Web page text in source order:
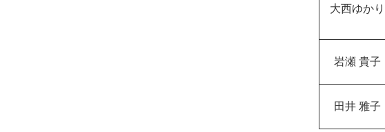
大西ゆかり
岩瀬 貴子
田井 雅子